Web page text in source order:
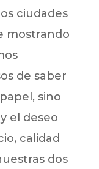
ciudades
mostrando
de saber
sino
el deseo
calidad
dos